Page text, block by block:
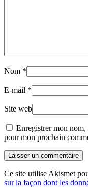
Nom *
E-mail *
Site web
Enregistrer mon
pour mon prochain
Laisser un commentaire
Ce site utilise Akismet
sur la façon dont les